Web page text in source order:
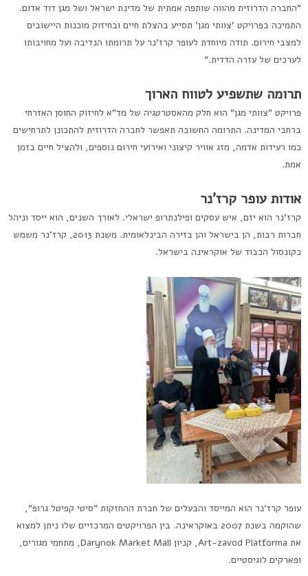
"החברה הדרוזית מהווה שותפה אמתית של מדינת ישראל ושל מגן דוד אדום.
התמיכה בפרויקט 'צוותי מגן' תסייע בהצלת חיים ובחיזוק מוכנות היישובים
למצבי חירום. תודה מיוחדת לעופר קרז'נר על תרומתו הנדיבה ועל מחויבותו
לערכים של עזרה הדדית."
תרומה שתשפיע לטווח הארוך
פרויקט "צוותי מגן" הוא חלק מהאסטרטגיה של מד"א לחיזוק החוסן האזרחי
ברחבי המדינה. התרומה החשובה תאפשר לחברה הדרוזית להתכונן לתרחישים
כמו רעידות אדמה, מזג אוויר קיצוני ואירועי חירום נוספים, ולהציל חיים בזמן
אמת.
אודות עופר קרז'נר
קרז'נר הוא יזם, איש עסקים ופילנתרופ ישראלי. לאורך השנים, הוא ייסד וניהל
חברות רבות, הן בישראל והן בזירה הבינלאומית. משנת 2013, קרז'נר משמש
כקונסול הכבוד של אוקראינה בישראל.
עופר קרז'נר הוא המייסד והבעלים של חברת ההחזקות "סיטי קפיטל גרופ",
שהוקמה בשנת 2007 באוקראינה. בין הפרויקטים המרכזיים שלו ניתן למצוא
את Art-zavod Platforma, קניון Darynok Market Mall, מתחמי מגורים,
ופארקים לוגיסטיים.